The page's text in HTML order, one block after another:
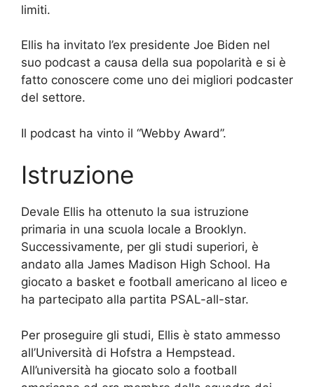
limiti.
Ellis ha invitato l’ex presidente Joe Biden nel
suo podcast a causa della sua popolarità e si è
fatto conoscere come uno dei migliori podcaster
del settore.
Il podcast ha vinto il “Webby Award”.
Istruzione
Devale Ellis ha ottenuto la sua istruzione
primaria in una scuola locale a Brooklyn.
Successivamente, per gli studi superiori, è
andato alla James Madison High School. Ha
giocato a basket e football americano al liceo e
ha partecipato alla partita PSAL-all-star.
Per proseguire gli studi, Ellis è stato ammesso
all’Università di Hofstra a Hempstead.
All’università ha giocato solo a football